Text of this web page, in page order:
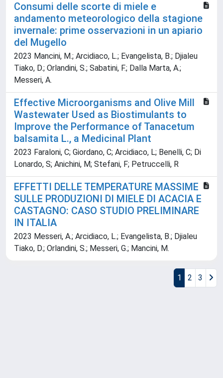
Consumi delle scorte di miele e
andamento meteorologico della stagione
invernale: prime osservazioni in un apiario
del Mugello
2023 Mancini, M.; Arcidiaco, L.; Evangelista, B.; Djialeu
Tiako, D.; Orlandini, S.; Sabatini, F.; Dalla Marta, A.;
Messeri, A.
Effective Microorganisms and Olive Mill
Wastewater Used as Biostimulants to
Improve the Performance of Tanacetum
balsamita L., a Medicinal Plant
2023 Faraloni, C; Giordano, C; Arcidiaco, L; Benelli, C; Di
Lonardo, S; Anichini, M; Stefani, F; Petruccelli, R
EFFETTI DELLE TEMPERATURE MASSIME
SULLE PRODUZIONI DI MIELE DI ACACIA E
CASTAGNO: CASO STUDIO PRELIMINARE
IN ITALIA
2023 Messeri, A.; Arcidiaco, L.; Evangelista, B.; Djialeu
Tiako, D.; Orlandini, S.; Messeri, G.; Mancini, M.
1 2 3